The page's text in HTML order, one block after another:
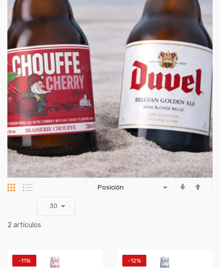
Parrilla
2 artículos
-11% -12%